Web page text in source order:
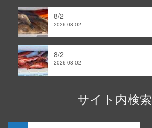
8/2
2026-08-02
8/2
2026-08-02
サイト内検索